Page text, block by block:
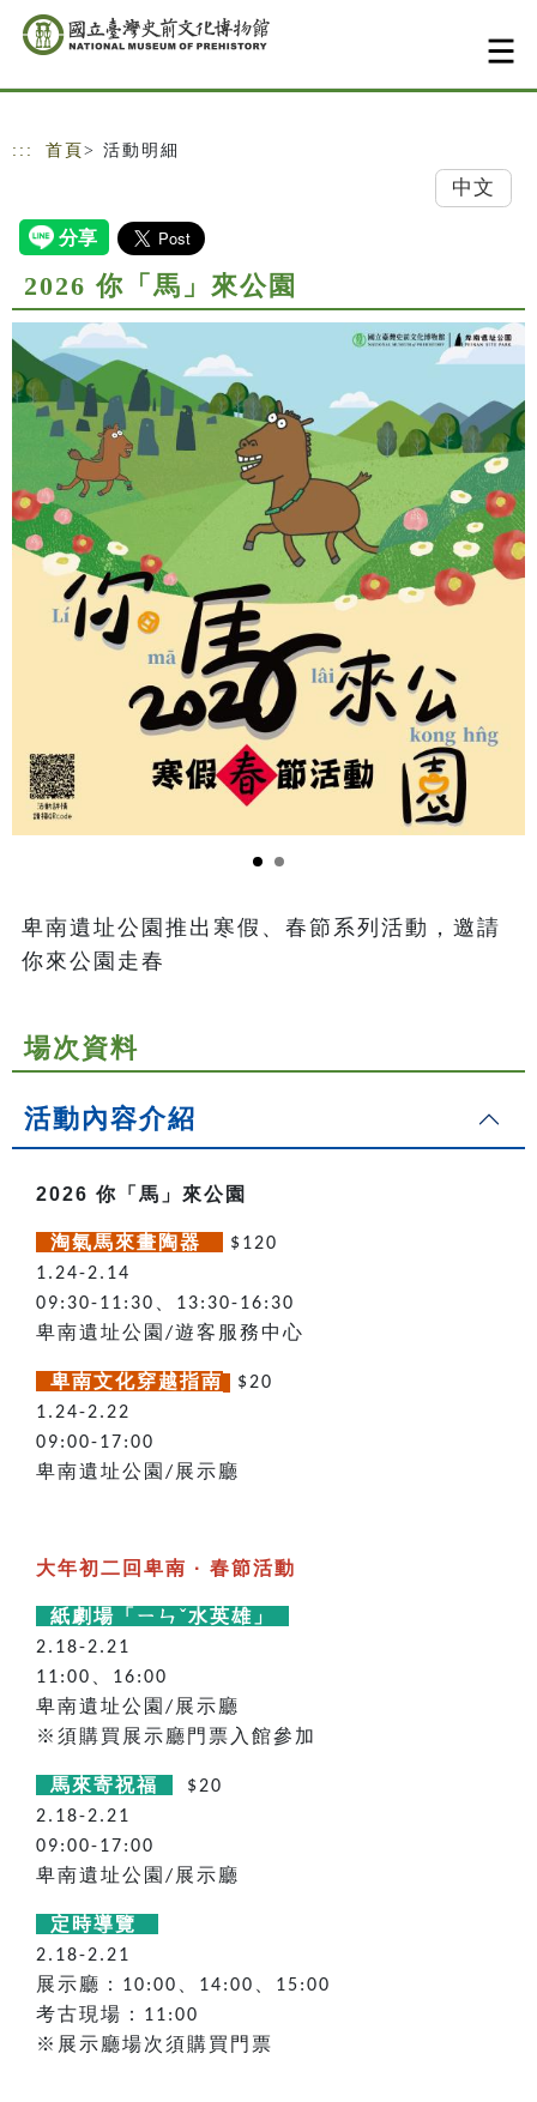
跳到主要內容
網站導覽
::: 首頁 > 活動明細
中文
2026 你「馬」來公園
卑南遺址公園推出寒假、春節系列活動，邀請
你來公園走春
場次資料
活動內容介紹
2026 你「馬」來公園
淘氣馬來畫陶器
$120
1.24-2.14
09:30-11:30
13:30-16:30
卑南遺址公園 /遊客服務中心
卑南文化穿越指南
$20
1.24-2.22
09:00-17:00
卑南遺址公園 / 展示廳
大年初二回卑南 · 春節活動
紙劇場「ㄧㄣˇ水英雄」
2.18-2.21
11:00
16:00
卑南遺址公園 / 展示廳
※須購買展示廳門票入館參加
馬來寄祝福
$20
2.18-2.21
09:00-17:00
卑南遺址公園 / 展示廳
定時導覽
2.18-2.21
展示廳： 10:00 14:00 15:00
考古現場： 11:00
※展示廳場次須購買門票